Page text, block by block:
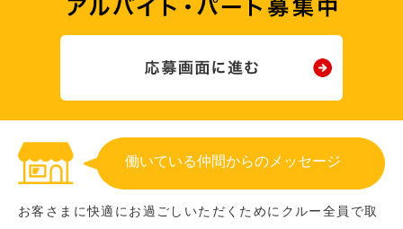
働いている仲間からのメッセージ
お客さまに快適にお過ごしいただくためにクルー全員で取